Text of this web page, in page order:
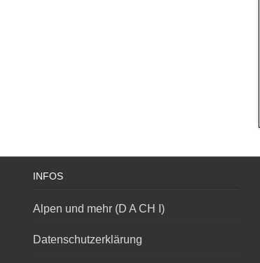
INFOS
Alpen und mehr (D A CH I)
Datenschutzerklärung